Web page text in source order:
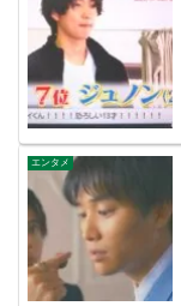
エンタメ